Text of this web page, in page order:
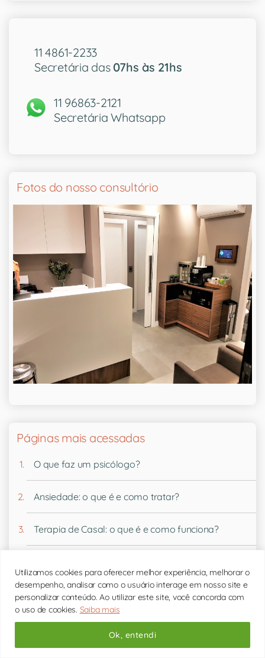
Utilizamos cookies para oferecer melhor experiência, melhorar o
desempenho, analisar como o usuário interage em nosso site e
personalizar conteúdo. Ao utilizar este site, você concorda com
o uso de cookies. Saiba mais
Ok, entendi
11 4861-2233
Secretária das 07hs às 21hs
11 96863-2121
Secretária Whatsapp
Fotos do nosso consultório
Páginas mais acessadas
O que faz um psicólogo?
Ansiedade: o que é e como tratar?
Terapia de Casal: o que é e como funciona?
Depressão: o que é e como lidar?